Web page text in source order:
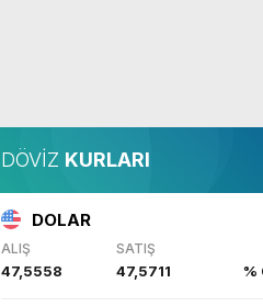
DÖVİZ KURLARI
DOLAR
ALIŞ SATIŞ
47,5558 47,5711 %